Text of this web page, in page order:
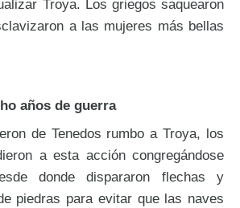
Troya. Los griegos saquearon
a las mujeres más bellas
años de guerra
de Tenedos rumbo a Troya, los
a esta acción congregándose
donde dispararon flechas y
piedras para evitar que las naves